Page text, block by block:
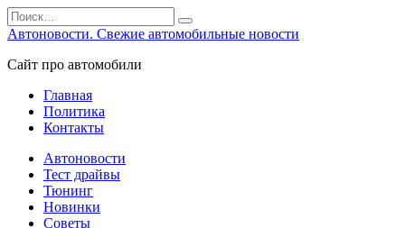
Перейти
к
Search
for:
Автоновости. Свежие автомобильные новости
Сайт про автомобили
Главная
Политика
Контакты
Автоновости
Тест драйвы
Тюнинг
Новинки
Советы